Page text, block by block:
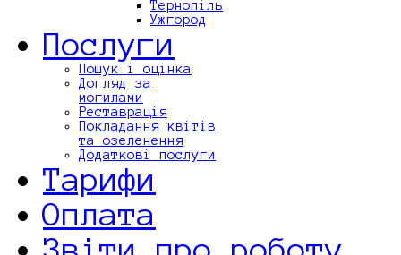
Тернопіль
Ужгород
Послуги
Пошук і оцінка
Догляд за
могилами
Реставрація
Покладання квітів
та озеленення
Додаткові послуги
Тарифи
Оплата